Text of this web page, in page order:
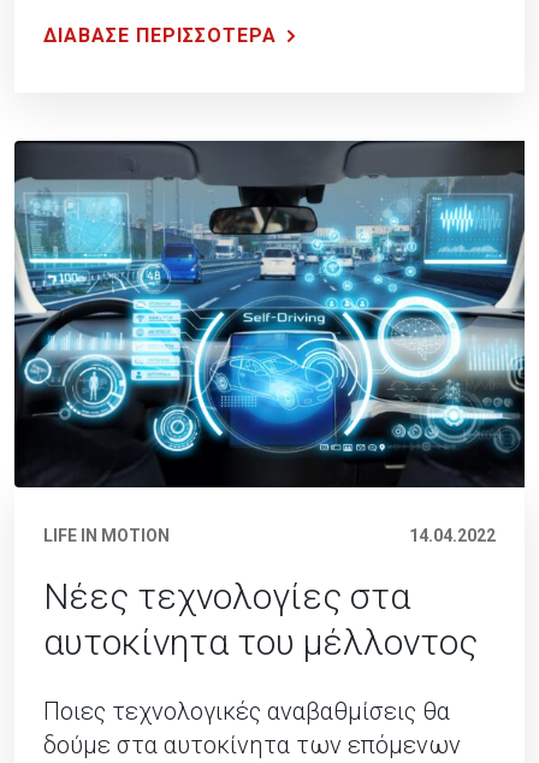
ΔΙΑΒΑΣΕ ΠΕΡΙΣΣΟΤΕΡΑ
LIFE IN MOTION 14.04.2022
Νέες τεχνολογίες στα
αυτοκίνητα του μέλλοντος
Ποιες τεχνολογικές αναβαθμίσεις θα
δούμε στα αυτοκίνητα των επόμενων